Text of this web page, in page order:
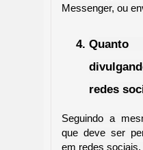
Messenger, ou
redes
Seguindo a
que deve ser
em redes sociais.